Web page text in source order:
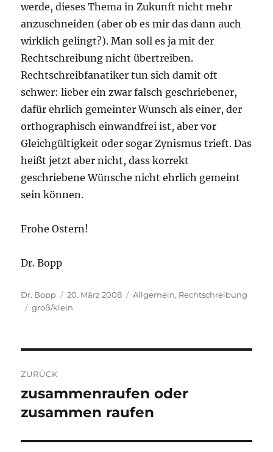
werde, dieses Thema in Zukunft nicht mehr
anzuschneiden (aber ob es mir das dann auch
wirklich gelingt?). Man soll es ja mit der
Rechtschreibung nicht übertreiben.
Rechtschreibfanatiker tun sich damit oft
schwer: lieber ein zwar falsch geschriebener,
dafür ehrlich gemeinter Wunsch als einer, der
orthographisch einwandfrei ist, aber vor
Gleichgültigkeit oder sogar Zynismus trieft. Das
heißt jetzt aber nicht, dass korrekt
geschriebene Wünsche nicht ehrlich gemeint
sein können.
Frohe Ostern!
Dr. Bopp
Autor
Dr. Bopp
Veröffentlicht
am
20. März 2008 Kategorien
Allgemein, Rechtschreibung
Schlagwörter
groß/klein
ZURÜCK
Vorheriger
Beitrag:
zusammenraufen oder
zusammen raufen